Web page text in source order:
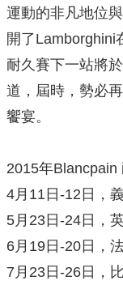
運動的非凡地位
開了Lamborghini
耐久賽下一站將
道，屆時，勢必
饗宴。
2015年Blancpain
4月11日-12日，
5月23日-24日，
6月19日-20日，
7月23日-26日，